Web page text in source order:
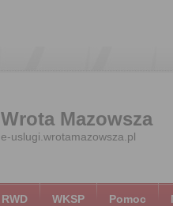
Wrota Mazowsza
e-uslugi.wrotamazowsza.pl
RWD WKSP Pomoc